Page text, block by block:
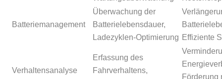
Batteriemanagement
Überwachung der
Batterielebensdauer,
Ladezyklen-Optimierung Effiziente
Verhaltensanalyse
Erfassung des
Fahrverhaltens,
Förderung